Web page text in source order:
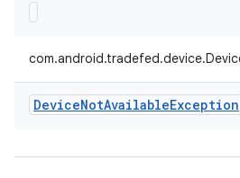
DeviceNotAvailableException